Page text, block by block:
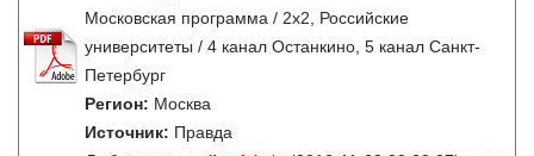
Московская программа / 2x2, Российские
университеты / 4 канал Останкино, 5 канал Санкт-
Петербург
Регион: Москва
Источник: Правда